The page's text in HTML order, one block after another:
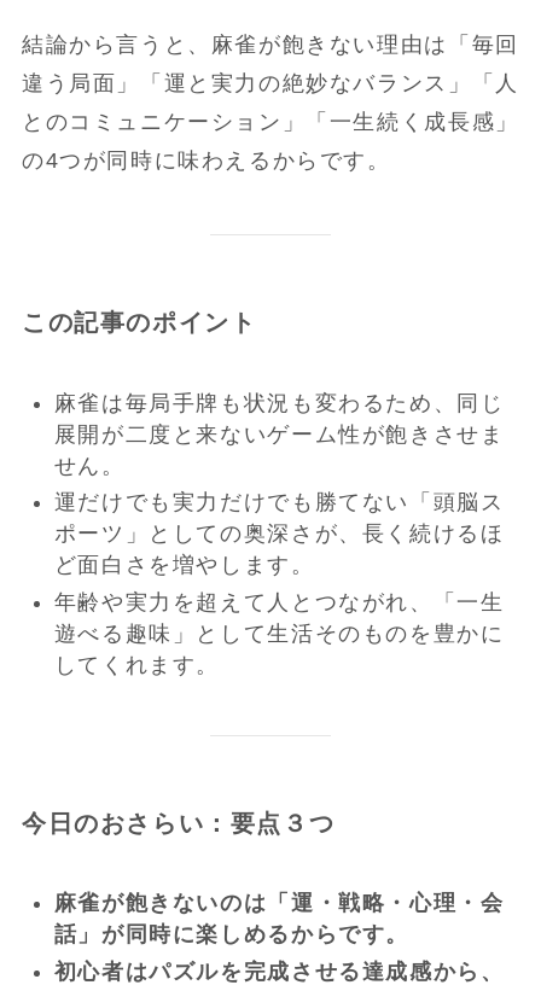
結論から言うと、麻雀が飽きない理由は「毎回
違う局面」「運と実力の絶妙なバランス」「人
とのコミュニケーション」「一生続く成長感」
の4つが同時に味わえるからです。
この記事のポイント
麻雀は毎局手牌も状況も変わるため、同じ
展開が二度と来ないゲーム性が飽きさせま
せん。
運だけでも実力だけでも勝てない「頭脳ス
ポーツ」としての奥深さが、長く続けるほ
ど面白さを増やします。
年齢や実力を超えて人とつながれ、「一生
遊べる趣味」として生活そのものを豊かに
してくれます。
今日のおさらい：要点３つ
麻雀が飽きないのは「運・戦略・心理・会
話」が同時に楽しめるからです。
初心者はパズルを完成させる達成感から、